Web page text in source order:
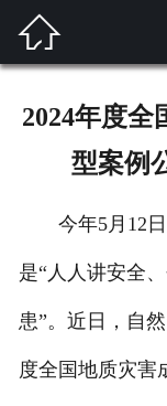

2024年度全
型案例
今年5月12日
是“人人讲安全
患”。近日，自
度全国地质灾害